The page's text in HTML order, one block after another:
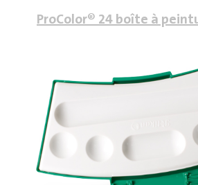
ProColor® 24 boîte à